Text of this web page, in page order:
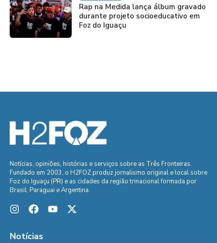
Rap na Medida lança álbum gravado
durante projeto socioeducativo em
Foz do Iguaçu
Notícias, opiniões, histórias e serviços sobre as Três Fronteiras.
Fundado em 2003, o H2FOZ produz jornalismo original e local sobre
Foz do Iguaçu (PR) e as cidades da região trinacional formada por
Brasil, Paraguai e Argentina.
Notícias